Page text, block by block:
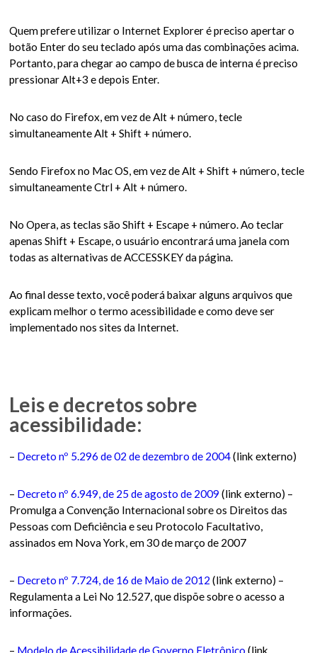
Quem prefere utilizar o Internet Explorer é preciso apertar o
botão Enter do seu teclado após uma das combinações acima.
Portanto, para chegar ao campo de busca de interna é preciso
pressionar Alt+3 e depois Enter.
No caso do Firefox, em vez de Alt + número, tecle
simultaneamente Alt + Shift + número.
Sendo Firefox no Mac OS, em vez de Alt + Shift + número, tecle
simultaneamente Ctrl + Alt + número.
No Opera, as teclas são Shift + Escape + número. Ao teclar
apenas Shift + Escape, o usuário encontrará uma janela com
todas as alternativas de ACCESSKEY da página.
Ao final desse texto, você poderá baixar alguns arquivos que
explicam melhor o termo acessibilidade e como deve ser
implementado nos sites da Internet.
Leis e decretos sobre
acessibilidade:
– Decreto nº 5.296 de 02 de dezembro de 2004(link externo)
– Decreto nº 6.949, de 25 de agosto de 2009 (link externo) –
Promulga a Convenção Internacional sobre os Direitos das
Pessoas com Deficiência e seu Protocolo Facultativo,
assinados em Nova York, em 30 de março de 2007
– Decreto nº 7.724, de 16 de Maio de 2012 (link externo) –
Regulamenta a Lei No 12.527, que dispõe sobre o acesso a
informações.
– Modelo de Acessibilidade de Governo Eletrônico (link